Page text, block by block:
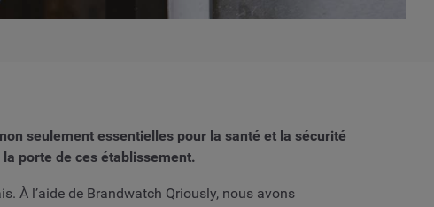
seulement essentielles pour la santé et la sécurité
porte de ces établissement.
À l’aide de Brandwatch Qriously, nous avons